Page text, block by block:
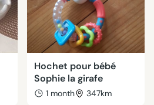
Hochet pour bébé
Sophie la girafe
1 month 347km